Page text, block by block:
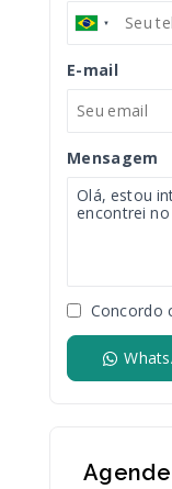
E-mail
Mensagem
Concordo